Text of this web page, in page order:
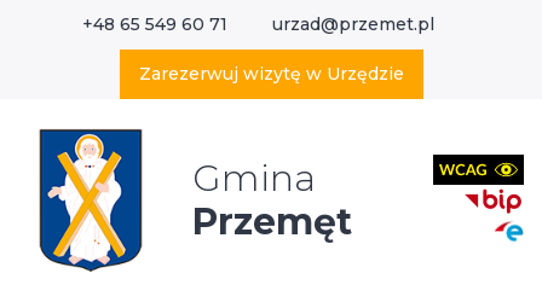
+48 65 549 60 71 urzad@przemet.pl
Zarezerwuj wizytę w Urzędzie
Gmina
Przemęt
Wyszukaj w serwisie